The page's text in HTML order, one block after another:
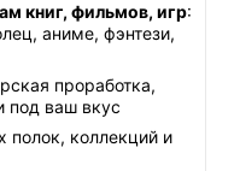
книг, фильмов, игр:
аниме, фэнтези,
проработка,
под ваш вкус
полок, коллекций и